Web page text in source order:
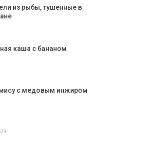
из рыбы, тушенные в
каша с бананом
с медовым инжиром